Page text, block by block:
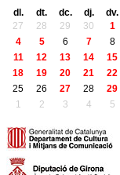
dl.
dt. dc. dj. dv.
27
28 29 30 1
4
5 6 7 8
11
12 13 14 15
18
19 20 21 22
25
26 27 28 29
1
2 3 4 5